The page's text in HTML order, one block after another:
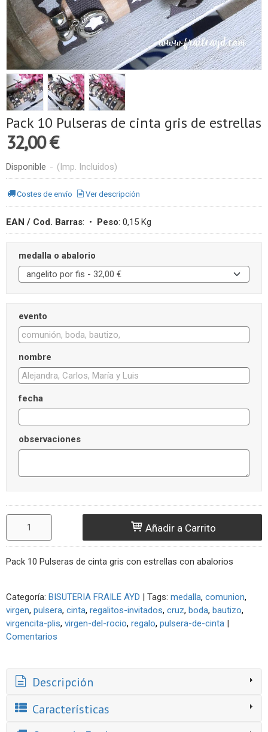
Pack 10 Pulseras de cinta gris de estrellas
32,00 €
Disponible - (Imp. Incluidos)
Costes de envío Ver descripción
EAN / Cod. Barras: • Peso: 0,15 Kg
medalla o abalorio
evento
nombre
fecha
observaciones
Añadir a Carrito
Pack 10 Pulseras de cinta gris con estrellas con abalorios
Categoría: BISUTERIA FRAILE AYD | Tags: medalla comunion
virgen pulsera cinta regalitos-invitados cruz boda bautizo
virgencita-plis virgen-del-rocio regalo pulsera-de-cinta |
Comentarios
Descripción
Características